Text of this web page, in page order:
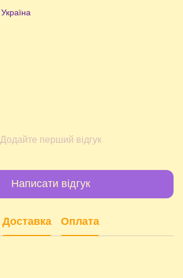
Україна
Додайте перший відгук
Написати відгук
Доставка Оплата